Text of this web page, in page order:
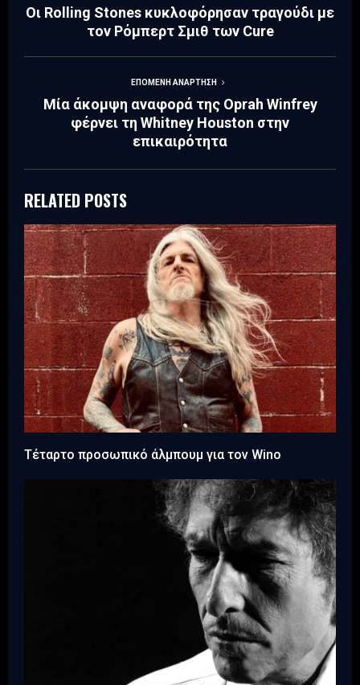
Οι Rolling Stones κυκλοφόρησαν τραγούδι με
τον Ρόμπερτ Σμιθ των Cure
ΕΠΌΜΕΝΗ ΑΝΆΡΤΗΣΗ
Μία άκομψη αναφορά της Oprah Winfrey
φέρνει τη Whitney Houston στην
επικαιρότητα
RELATED POSTS
Τέταρτο προσωπικό άλμπουμ για τον Wino